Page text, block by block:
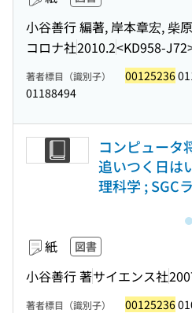
小谷善行 編著, 岸本章宏, 柴
コロナ社2010.2<KD958-
著者標目（識別子） 00125236
01188494
コンピュータ
追いつく日は
理科学 ; SGC
紙 図書
小谷善行 著サイエンス社
著者標目（識別子） 00125236